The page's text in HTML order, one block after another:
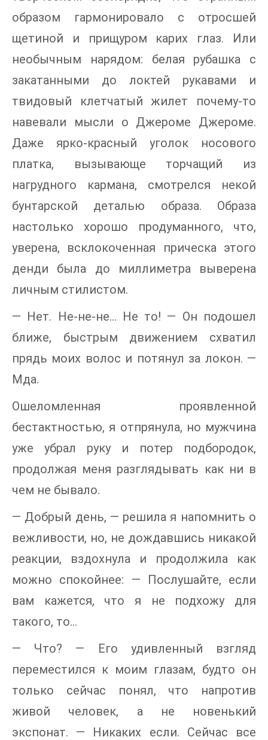
образом гармонировало с отросшей
щетиной и прищуром карих глаз. Или
необычным нарядом: белая рубашка с
закатанными до локтей рукавами и
твидовый клетчатый жилет почему-то
навевали мысли о Джероме Джероме.
Даже ярко-красный уголок носового
платка, вызывающе торчащий из
нагрудного кармана, смотрелся некой
бунтарской деталью образа. Образа
настолько хорошо продуманного, что,
уверена, всклокоченная прическа этого
денди была до миллиметра выверена
личным стилистом.
— Нет. Не-не-не… Не то! — Он подошел
ближе, быстрым движением схватил
прядь моих волос и потянул за локон. —
Мда.
Ошеломленная проявленной
бестактностью, я отпрянула, но мужчина
уже убрал руку и потер подбородок,
продолжая меня разглядывать как ни в
чем не бывало.
— Добрый день, — решила я напомнить о
вежливости, но, не дождавшись никакой
реакции, вздохнула и продолжила как
можно спокойнее: — Послушайте, если
вам кажется, что я не подхожу для
такого, то…
— Что? — Его удивленный взгляд
переместился к моим глазам, будто он
только сейчас понял, что напротив
живой человек, а не новенький
экспонат. — Никаких если. Сейчас все